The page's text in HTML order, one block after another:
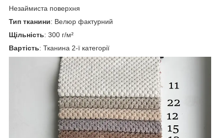
Незаймиста поверхня
Тип тканини: Велюр фактурний
Щільність: 300 г/м²
Вартість: Тканина 2-ї категорії